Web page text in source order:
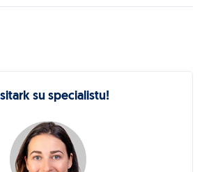
su specialistu!